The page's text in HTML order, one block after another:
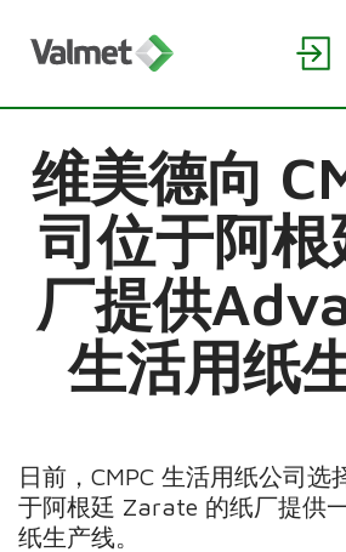
维美德向
司位于阿
厂提供
生活用纸
日前，CMPC 生活用纸公司选
于阿根廷 Zarate 的纸厂提供
纸生产线。